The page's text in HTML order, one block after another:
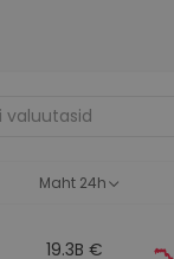
Maht 24h
19.3B €